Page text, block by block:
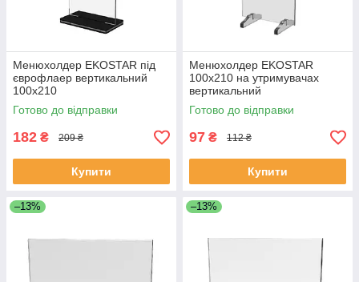
Менюхолдер EKOSTAR під
єврофлаер вертикальний
100х210
Готово до відправки
182 ₴ 209 ₴
Купити
Менюхолдер EKOSTAR
100х210 на утримувачах
вертикальний
Готово до відправки
97 ₴ 112 ₴
Купити
–13% –13%